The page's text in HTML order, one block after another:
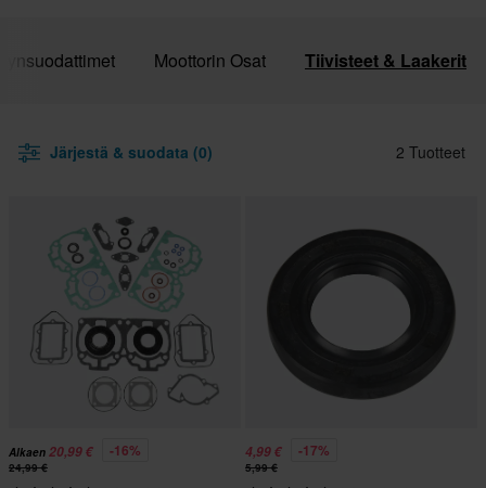
Moottorin Osat Tiivisteet & Laakerit
Järjestä & suodata (0) 2 Tuotteet
Alkaen 20,99 € -16%
24,99 €
4,99 € -17%
5,99 €